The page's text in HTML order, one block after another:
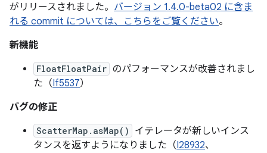
がリリースされました。 バージョン 1.4.0-beta02 に含ま
れる commit については、こちらをご覧ください。
新機能
FloatFloatPair のパフォーマンスが改善されまし
た（If5537）
バグの修正
ScatterMap.asMap()
イテレータが新しいインス
タンスを返すようになりました（I28932、